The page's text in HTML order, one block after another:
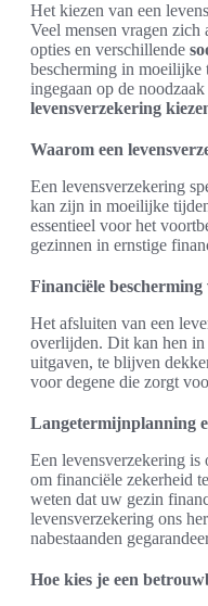
Het kiezen van een
Veel mensen vragen zich
opties en verschillende
bescherming in moeilijke
ingegaan op de
levensverzekering
Waarom een
Een levensverzekering
kan zijn in moeilijke
essentieel voor het
gezinnen in ernstige
Financiële
Het afsluiten van een
overlijden. Dit kan hen in
uitgaven, te blijven
voor degene die zorgt
Langetermijnplanning
Een levensverzekering
om financiële zekerheid
weten dat uw gezin
levensverzekering ons
nabestaanden
Hoe kies je een